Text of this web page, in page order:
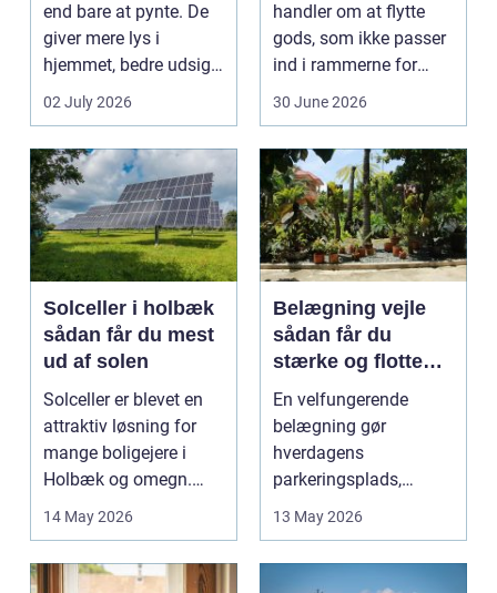
end bare at pynte. De
giver mere lys i
hjemmet, bedre udsigt
og et p&ae...
02 July 2026
handler om at flytte
gods, som ikke passer
ind i rammerne for
almindelig
30 June 2026
Solceller i holbæk
sådan får du mest
ud af solen
Solceller er blevet en
attraktiv løsning for
mange boligejere i
Holbæk og omegn.
Flere ønsker at sæn...
14 May 2026
Belægning vejle
sådan får du
stærke og flotte
udendørs arealer
En velfungerende
belægning gør
hverdagens
parkeringsplads,
terrasse eller
gårdsplads både pæn
og pra...
13 May 2026